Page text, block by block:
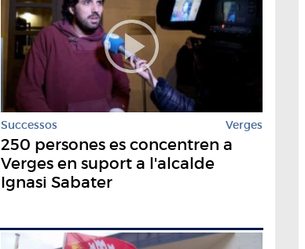
Successos Verges
250 persones es concentren a
Verges en suport a l'alcalde
Ignasi Sabater